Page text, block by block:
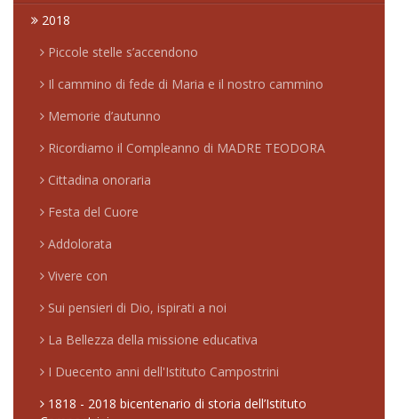
2018
Piccole stelle s’accendono
Il cammino di fede di Maria e il nostro cammino
Memorie d’autunno
Ricordiamo il Compleanno di MADRE TEODORA
Cittadina onoraria
Festa del Cuore
Addolorata
Vivere con
Sui pensieri di Dio, ispirati a noi
La Bellezza della missione educativa
I Duecento anni dell'Istituto Campostrini
1818 - 2018 bicentenario di storia dell’Istituto